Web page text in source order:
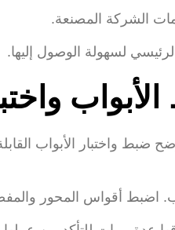
الشركة المصنعة.
لسهولة الوصول إليها.
اضبط أقواس المحور